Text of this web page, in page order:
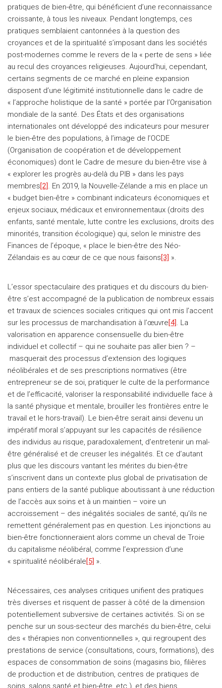
pratiques de bien-être, qui bénéficient d’une reconnaissance
croissante, à tous les niveaux. Pendant longtemps, ces
pratiques semblaient cantonnées à la question des
croyances et de la spiritualité s’imposant dans les sociétés
post-modernes comme le revers de la « perte de sens » liée
au recul des croyances religieuses. Aujourd’hui, cependant,
certains segments de ce marché en pleine expansion
disposent d’une légitimité institutionnelle dans le cadre de
« l’approche holistique de la santé » portée par l’Organisation
mondiale de la santé. Des États et des organisations
internationales ont développé des indicateurs pour mesurer
le bien-être des populations, à l’image de l’OCDE
(Organisation de coopération et de développement
économiques) dont le Cadre de mesure du bien-être vise à
« explorer les progrès au-delà du PIB » dans les pays
membres[2]. En 2019, la Nouvelle-Zélande a mis en place un
« budget bien-être » combinant indicateurs économiques et
enjeux sociaux, médicaux et environnementaux (droits des
enfants, santé mentale, lutte contre les exclusions, droits des
minorités, transition écologique) qui, selon le ministre des
Finances de l’époque, « place le bien-être des Néo-
Zélandais·es au cœur de ce que nous faisons[3] ».
L’essor spectaculaire des pratiques et du discours du bien-
être s’est accompagné de la publication de nombreux essais
et travaux de sciences sociales critiques qui ont mis l’accent
sur les processus de marchandisation à l’œuvre[4]. La
valorisation en apparence consensuelle du bien-être
individuel et collectif – qui ne souhaite pas aller bien ? –
masquerait des processus d’extension des logiques
néolibérales et de ses prescriptions normatives (être
entrepreneur·se de soi, pratiquer le culte de la performance
et de l’efficacité, valoriser la responsabilité individuelle face à
la santé physique et mentale, brouiller les frontières entre le
travail et le hors-travail). Le bien-être serait ainsi devenu un
impératif moral s’appuyant sur les capacités de résilience
des individus au risque, paradoxalement, d’entretenir un mal-
être généralisé et de creuser les inégalités. Et ce d’autant
plus que les discours vantant les mérites du bien-être
s’inscrivent dans un contexte plus global de privatisation de
pans entiers de la santé publique aboutissant à une réduction
de l’accès aux soins et à un maintien – voire un
accroissement – des inégalités sociales de santé, qu’ils ne
remettent généralement pas en question. Les injonctions au
bien-être fonctionneraient alors comme un cheval de Troie
du capitalisme néolibéral, comme l’expression d’une
« spiritualité néolibérale[5] ».
Nécessaires, ces analyses critiques unifient des pratiques
très diverses et risquent de passer à côté de la dimension
potentiellement subversive de certaines activités. Si on se
penche sur un sous-secteur des marchés du bien-être, celui
des « thérapies non conventionnelles », qui regroupent des
prestations de service (consultations, cours, formations), des
espaces de consommation de soins (magasins bio, filières
de production et de distribution, centres de pratiques de
soins, salons santé et bien-être, etc.), et des biens